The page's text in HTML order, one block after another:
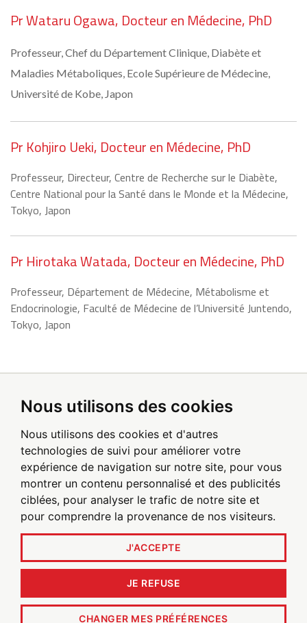
Nous utilisons des cookies
Nous utilisons des cookies et d'autres
technologies de suivi pour améliorer votre
expérience de navigation sur notre site, pour vous
montrer un contenu personnalisé et des publicités
ciblées, pour analyser le trafic de notre site et
pour comprendre la provenance de nos visiteurs.
J'ACCEPTE
JE REFUSE
CHANGER MES PRÉFÉRENCES
Pr Wataru Ogawa, Docteur en Médecine, PhD
Professeur, Chef du Département Clinique, Diabète et
Maladies Métaboliques, Ecole Supérieure de Médecine,
Université de Kobe, Japon
Pr Kohjiro Ueki, Docteur en Médecine, PhD
Professeur, Directeur, Centre de Recherche sur le Diabète,
Centre National pour la Santé dans le Monde et la Médecine,
Tokyo, Japon
Pr Hirotaka Watada, Docteur en Médecine, PhD
Professeur, Département de Médecine, Métabolisme et
Endocrinologie, Faculté de Médecine de l’Université Juntendo,
Tokyo, Japon
Inscrivez-vous pour recevoir les alertes
par email
Soyez le premier à recevoir les actualités de Poxel
INSCRIVEZ-VOUS AUJOURD'HUI
© 2026Poxel SA. Tous droits réservés.
Politique de confidentialité Conditions Générales D'utilisation